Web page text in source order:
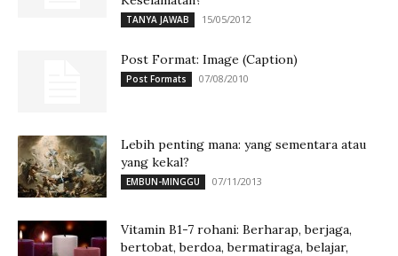
TANYA JAWAB 15/05/2012
Post Format: Image (Caption)
Post Formats 07/08/2010
Lebih penting mana: yang sementara atau
yang kekal?
EMBUN-MINGGU 07/11/2013
Vitamin B1-7 rohani: Berharap, berjaga,
bertobat, berdoa, bermatiraga, belajar,